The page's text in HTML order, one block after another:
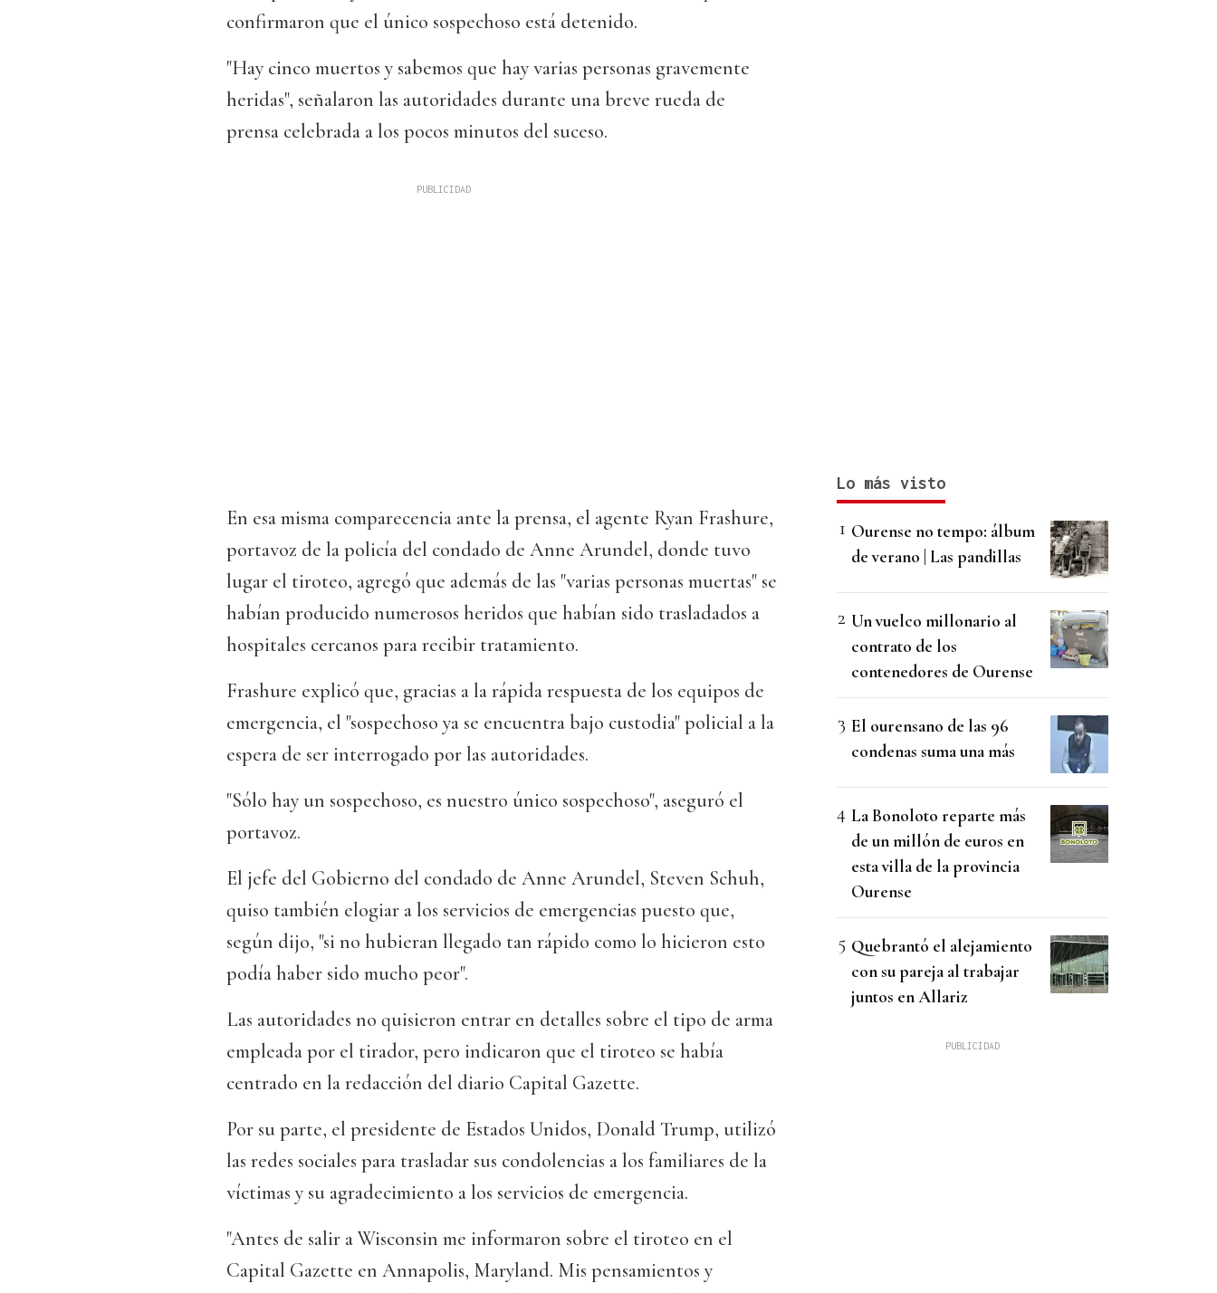
confirmaron que el único sospechoso está detenido.
"Hay cinco muertos y sabemos que hay varias personas gravemente
heridas", señalaron las autoridades durante una breve rueda de
prensa celebrada a los pocos minutos del suceso.
En esa misma comparecencia ante la prensa, el agente Ryan Frashure,
portavoz de la policía del condado de Anne Arundel, donde tuvo
lugar el tiroteo, agregó que además de las "varias personas muertas" se
habían producido numerosos heridos que habían sido trasladados a
hospitales cercanos para recibir tratamiento.
Frashure explicó que, gracias a la rápida respuesta de los equipos de
emergencia, el "sospechoso ya se encuentra bajo custodia" policial a la
espera de ser interrogado por las autoridades.
"Sólo hay un sospechoso, es nuestro único sospechoso", aseguró el
portavoz.
El jefe del Gobierno del condado de Anne Arundel, Steven Schuh,
quiso también elogiar a los servicios de emergencias puesto que,
según dijo, "si no hubieran llegado tan rápido como lo hicieron esto
podía haber sido mucho peor".
Las autoridades no quisieron entrar en detalles sobre el tipo de arma
empleada por el tirador, pero indicaron que el tiroteo se había
centrado en la redacción del diario Capital Gazette.
Por su parte, el presidente de Estados Unidos, Donald Trump, utilizó
las redes sociales para trasladar sus condolencias a los familiares de la
víctimas y su agradecimiento a los servicios de emergencia.
"Antes de salir a Wisconsin me informaron sobre el tiroteo en el
Capital Gazette en Annapolis, Maryland. Mis pensamientos y
Lo más visto
Ourense no tempo: álbum
de verano | Las pandillas
Un vuelco millonario al
contrato de los
contenedores de Ourense
El ourensano de las 96
condenas suma una más
La Bonoloto reparte más
de un millón de euros en
esta villa de la provincia
Ourense
Quebrantó el alejamiento
con su pareja al trabajar
juntos en Allariz